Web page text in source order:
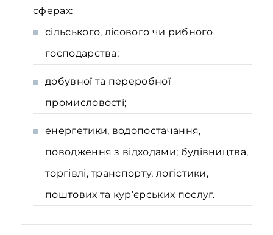
сферах:
сільського, лісового чи рибного
господарства;
добувної та переробної
промисловості;
енергетики, водопостачання,
поводження з відходами; будівництва,
торгівлі, транспорту, логістики,
поштових та кур’єрських послуг.